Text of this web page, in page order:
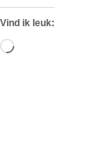
Vind ik leuk:
Aan